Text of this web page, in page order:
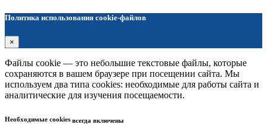
Политика использования cookie-файлов
×
Файлы cookie — это небольшие текстовые файлы, которые
сохраняются в вашем браузере при посещении сайта. Мы
используем два типа cookies: необходимые для работы сайта и
аналитические для изучения посещаемости.
Необходимые cookies всегда включены